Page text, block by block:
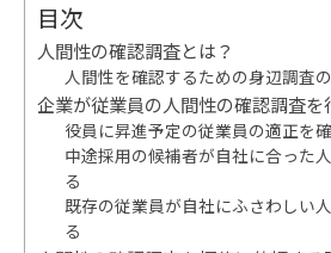
目次
人間性の確認調査とは？
人間性を確認するための身辺調査
企業が従業員の人間性の確認調査を
役員に昇進予定の従業員の適正を
中途採用の候補者が自社に合った
る
既存の従業員が自社にふさわしい
る